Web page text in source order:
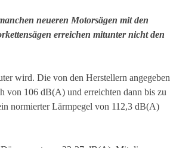
neueren Motorsägen mit den
erreichen mitunter nicht den
wird. Die von den Herstellern angegeben
von 106 dB(A) und erreichten dann bis zu
normierter Lärmpegel von 112,3 dB(A)